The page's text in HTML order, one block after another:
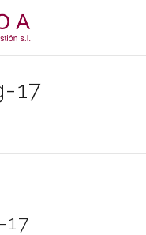
17
17